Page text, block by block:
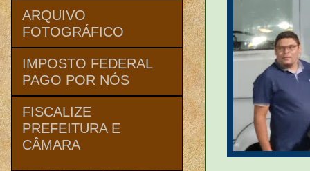
ARQUIVO
FOTOGRÁFICO
IMPOSTO FEDERAL
PAGO POR NÓS
FISCALIZE
PREFEITURA E
CÂMARA